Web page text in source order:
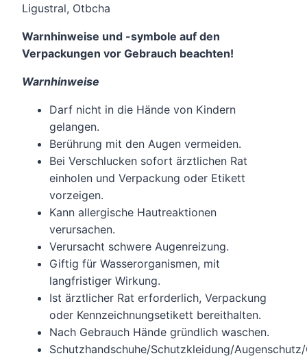
Ligustral, Otbcha
Warnhinweise und -symbole auf den
Verpackungen vor Gebrauch beachten!
Warnhinweise
Darf nicht in die Hände von Kindern
gelangen.
Berührung mit den Augen vermeiden.
Bei Verschlucken sofort ärztlichen Rat
einholen und Verpackung oder Etikett
vorzeigen.
Kann allergische Hautreaktionen
verursachen.
Verursacht schwere Augenreizung.
Giftig für Wasserorganismen, mit
langfristiger Wirkung.
Ist ärztlicher Rat erforderlich, Verpackung
oder Kennzeichnungsetikett bereithalten.
Nach Gebrauch Hände gründlich waschen.
Schutzhandschuhe/Schutzkleidung/